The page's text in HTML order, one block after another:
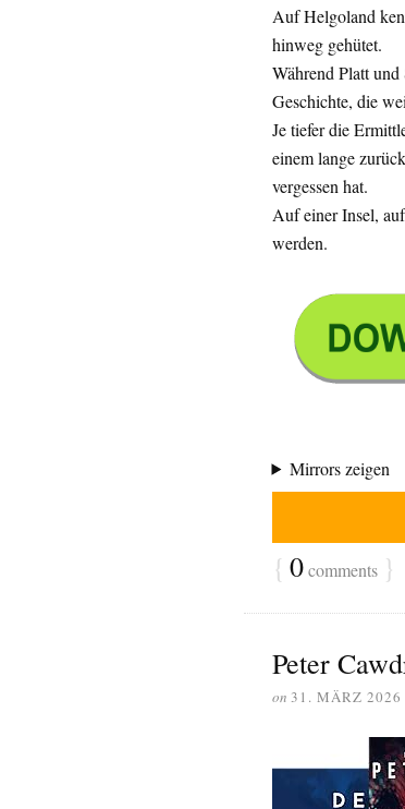
Auf Helgoland
hinweg gehütet.
Während Platt
Geschichte, die
Je tiefer die
einem lange
vergessen hat.
Auf einer Insel,
werden.
Mirrors zeigen
{ 0comments }
Peter
on 31. MÄRZ 2026